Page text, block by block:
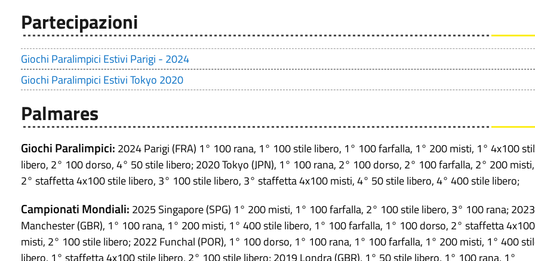
Partecipazioni
Giochi Paralimpici Estivi Parigi - 2024
Giochi Paralimpici Estivi Tokyo 2020
Palmares
Giochi Paralimpici: 2024 Parigi (FRA) 1° 100 rana, 1° 100 stile libero, 1° 100 farfalla, 1° 200 misti, 1° 4x100
libero, 2° 100 dorso, 4° 50 stile libero; 2020 Tokyo (JPN), 1° 100 rana, 2° 100 dorso, 2° 100 farfalla, 2° 200 misti,
2° staffetta 4x100 stile libero, 3° 100 stile libero, 3° staffetta 4x100 misti, 4° 50 stile libero, 4° 400 stile libero;
Campionati Mondiali: 2025 Singapore (SPG) 1° 200 misti, 1° 100 farfalla, 2° 100 stile libero, 3° 100 rana; 2023
Manchester (GBR), 1° 100 rana, 1° 200 misti, 1° 400 stile libero, 1° 100 farfalla, 1° 100 dorso, 2° staffetta 4x100
misti, 2° 100 stile libero; 2022 Funchal (POR), 1° 100 dorso, 1° 100 rana, 1° 100 farfalla, 1° 200 misti, 1° 400